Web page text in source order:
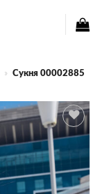
» Сукня 00002885